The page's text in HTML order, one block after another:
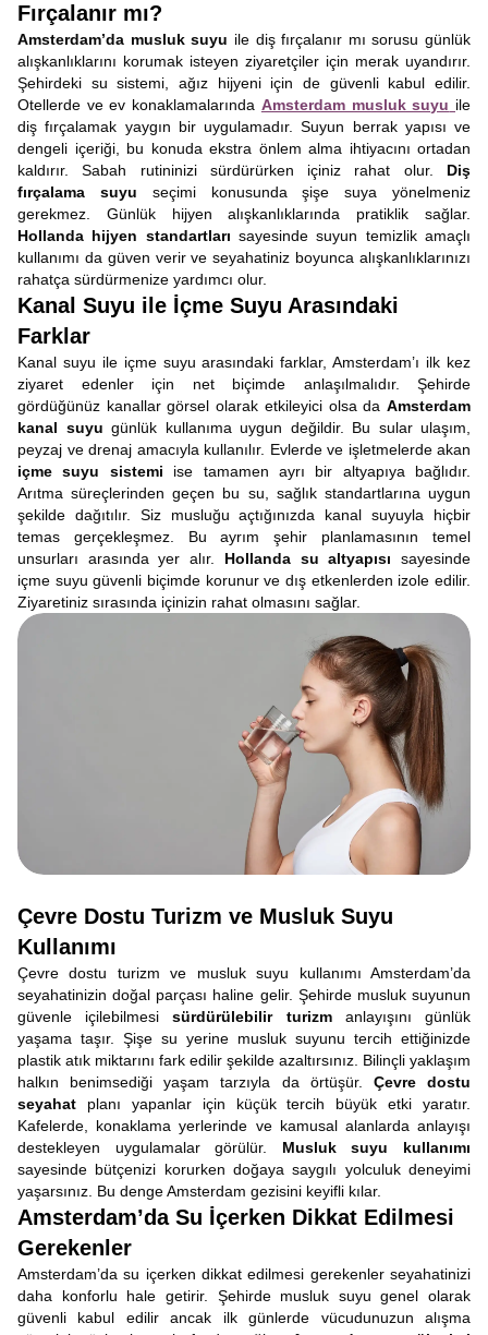
Fırçalanır mı?
Amsterdam’da musluk suyu ile diş fırçalanır mı sorusu günlük
alışkanlıklarını korumak isteyen ziyaretçiler için merak uyandırır.
Şehirdeki su sistemi, ağız hijyeni için de güvenli kabul edilir.
Otellerde ve ev konaklamalarında Amsterdam musluk suyu ile
diş fırçalamak yaygın bir uygulamadır. Suyun berrak yapısı ve
dengeli içeriği, bu konuda ekstra önlem alma ihtiyacını ortadan
kaldırır. Sabah rutininizi sürdürürken içiniz rahat olur. Diş
fırçalama suyu seçimi konusunda şişe suya yönelmeniz
gerekmez. Günlük hijyen alışkanlıklarında pratiklik sağlar.
Hollanda hijyen standartları sayesinde suyun temizlik amaçlı
kullanımı da güven verir ve seyahatiniz boyunca alışkanlıklarınızı
rahatça sürdürmenize yardımcı olur.
Kanal Suyu ile İçme Suyu Arasındaki
Farklar
Kanal suyu ile içme suyu arasındaki farklar, Amsterdam’ı ilk kez
ziyaret edenler için net biçimde anlaşılmalıdır. Şehirde
gördüğünüz kanallar görsel olarak etkileyici olsa da Amsterdam
kanal suyu günlük kullanıma uygun değildir. Bu sular ulaşım,
peyzaj ve drenaj amacıyla kullanılır. Evlerde ve işletmelerde akan
içme suyu sistemi ise tamamen ayrı bir altyapıya bağlıdır.
Arıtma süreçlerinden geçen bu su, sağlık standartlarına uygun
şekilde dağıtılır. Siz musluğu açtığınızda kanal suyuyla hiçbir
temas gerçekleşmez. Bu ayrım şehir planlamasının temel
unsurları arasında yer alır. Hollanda su altyapısı sayesinde
içme suyu güvenli biçimde korunur ve dış etkenlerden izole edilir.
Ziyaretiniz sırasında içinizin rahat olmasını sağlar.
Çevre Dostu Turizm ve Musluk Suyu
Kullanımı
Çevre dostu turizm ve musluk suyu kullanımı Amsterdam’da
seyahatinizin doğal parçası haline gelir. Şehirde musluk suyunun
güvenle içilebilmesisürdürülebilir turizmanlayışını günlük
yaşama taşır. Şişe su yerine musluk suyunu tercih ettiğinizde
plastik atık miktarını fark edilir şekilde azaltırsınız. Bilinçli yaklaşım
halkın benimsediği yaşam tarzıyla da örtüşür. Çevre dostu
seyahat planı yapanlar için küçük tercih büyük etki yaratır.
Kafelerde, konaklama yerlerinde ve kamusal alanlarda anlayışı
destekleyen uygulamalar görülür. Musluk suyu kullanımı
sayesinde bütçenizi korurken doğaya saygılı yolculuk deneyimi
yaşarsınız. Bu denge Amsterdam gezisini keyifli kılar.
Amsterdam’da Su İçerken Dikkat Edilmesi
Gerekenler
Amsterdam’da su içerken dikkat edilmesi gerekenler seyahatinizi
daha konforlu hale getirir. Şehirde musluk suyu genel olarak
güvenli kabul edilir ancak ilk günlerde vücudunuzun alışma